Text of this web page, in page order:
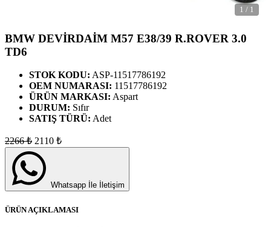
1 / 1
BMW DEVİRDAİM M57 E38/39 R.ROVER 3.0
TD6
STOK KODU: ASP-11517786192
OEM NUMARASI: 11517786192
ÜRÜN MARKASI: Aspart
DURUM: Sıfır
SATIŞ TÜRÜ: Adet
2266₺ 2110 ₺
Whatsapp İle İletişim
ÜRÜN AÇIKLAMASI